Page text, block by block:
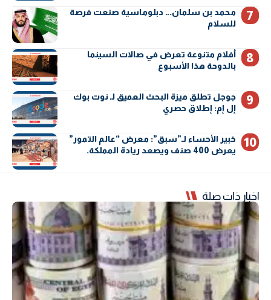
محمد بن سلمان… دبلوماسية صنعت فرصة
للسلام
أفلام متنوعة تعرض في صالات السينما
بالدوحة هذا الأسبوع
جوجل تطلق ميزة البحث العميق لـ نوت بوك
إل إم: إطلاق حصري
خبير الأحساء لـ”سبق”: معرض “عالم التمور”
يعرض 400 صنف ويصعد ريادة المملكة.
اخبار ذات صلة